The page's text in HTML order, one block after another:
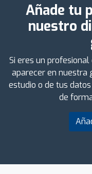
Añade tu
nuestro
Si eres un
aparecer en nuestra
estudio o de tus
de